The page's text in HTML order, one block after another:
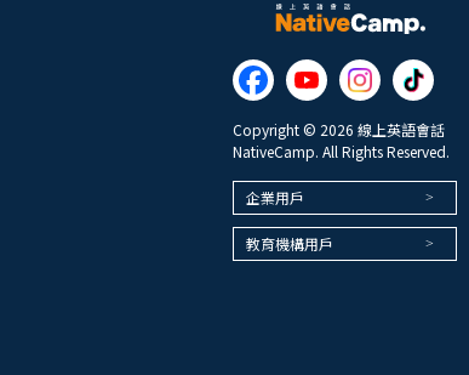
Copyright © 2026 線上英語會話
NativeCamp. All Rights Reserved.
企業用戶
教育機構用戶